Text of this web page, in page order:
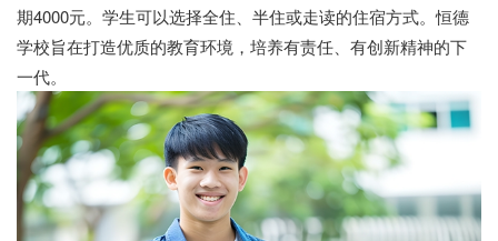
期4000元。学生可以选择全住、半住或走读的住宿方式。恒德
学校旨在打造优质的教育环境，培养有责任、有创新精神的下
一代。